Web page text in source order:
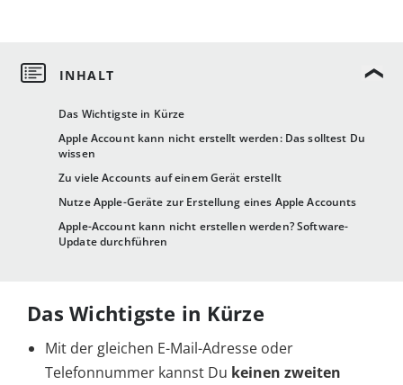
Das Wichtigste in Kürze
Apple Account kann nicht erstellt werden: Das solltest Du
wissen
Zu viele Accounts auf einem Gerät erstellt
Nutze Apple-Geräte zur Erstellung eines Apple Accounts
Apple-Account kann nicht erstellen werden? Software-
Update durchführen
Das Wichtigste in Kürze
Mit der gleichen E-Mail-Adresse oder
Telefonnummer kannst Du keinen zweiten